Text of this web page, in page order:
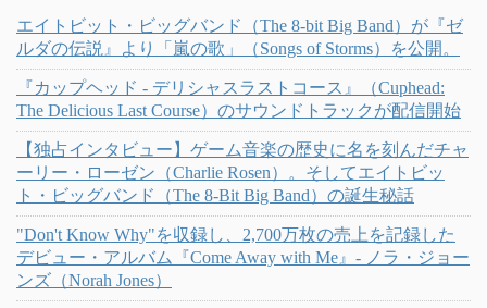
エイトビット・ビッグバンド（The 8-bit Big Band）が『ゼ
ルダの伝説』より「嵐の歌」（Songs of Storms）を公開。
『カップヘッド - デリシャスラストコース』（Cuphead:
The Delicious Last Course）のサウンドトラックが配信開始
【独占インタビュー】ゲーム音楽の歴史に名を刻んだチャ
ーリー・ローゼン（Charlie Rosen）。そしてエイトビッ
ト・ビッグバンド（The 8-Bit Big Band）の誕生秘話
"Don't Know Why"を収録し、2,700万枚の売上を記録した
デビュー・アルバム『Come Away with Me』- ノラ・ジョー
ンズ（Norah Jones）